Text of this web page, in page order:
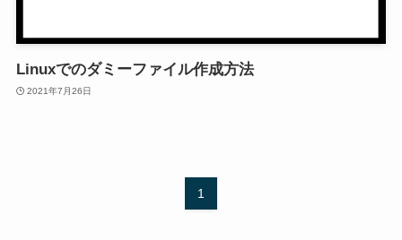
Linuxでのダミーファイル作成方法
2021年7月26日
1